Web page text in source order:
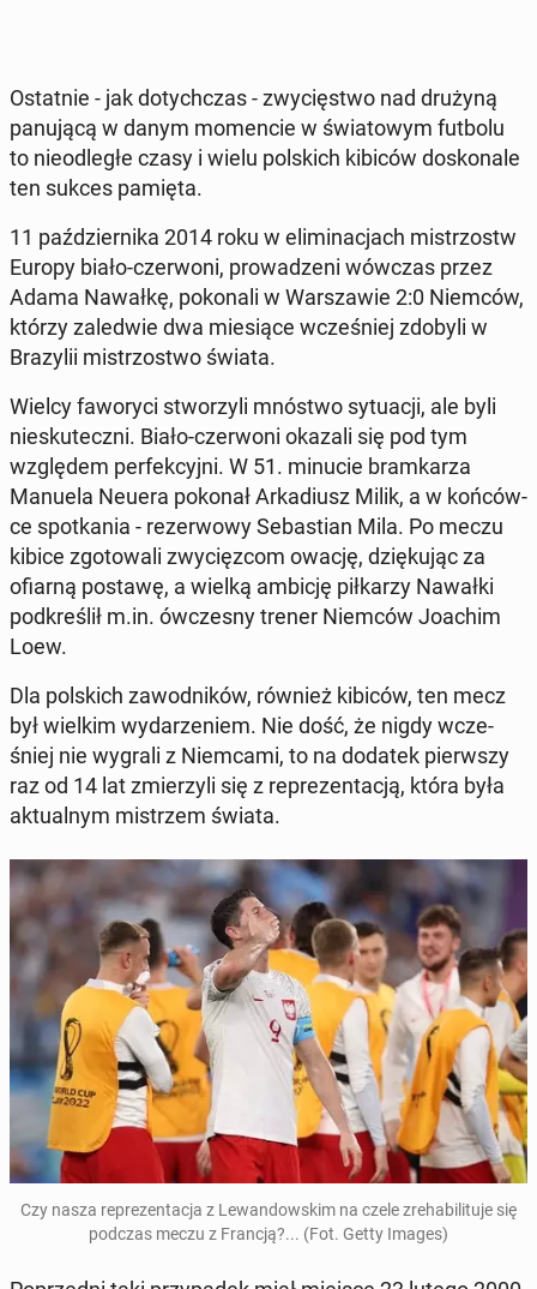
Ostat­nie - jak do­tych­czas - zwy­cię­stwo nad drużyną
pa­nu­ją­cą w danym mo­men­cie w świa­to­wym futbolu
to nie­od­le­głe czasy i wielu pol­skich kibiców do­sko­na­le
ten sukces pamięta.
11 paź­dzier­ni­ka 2014 roku w eli­mi­na­cjach mi­strzostw
Europy biało-czer­wo­ni, pro­wa­dze­ni wówczas przez
Adama Nawałkę, po­ko­na­li w War­sza­wie 2:0 Niemców,
którzy za­le­d­wie dwa mie­sią­ce wcze­śniej zdobyli w
Bra­zy­lii mi­strzo­stwo świata.
Wielcy fa­wo­ry­ci stwo­rzy­li mnóstwo sy­tu­acji, ale byli
nie­sku­tecz­ni. Biało-czer­wo­ni okazali się pod tym
wzglę­dem per­fek­cyj­ni. W 51. minucie bram­ka­rza
Manuela Neuera pokonał Ar­ka­diusz Milik, a w koń­ców­
ce spo­tka­nia - re­zer­wo­wy Se­ba­stian Mila. Po meczu
kibice zgo­to­wa­li zwy­cięz­com owację, dzię­ku­jąc za
ofiarną postawę, a wielką ambicję pił­ka­rzy Nawałki
pod­kre­ślił m.in. ów­cze­sny trener Niemców Joachim
Loew.
Dla pol­skich za­wod­ni­ków, również kibiców, ten mecz
był wielkim wy­da­rze­niem. Nie dość, że nigdy wcze­
śniej nie wygrali z Niem­ca­mi, to na dodatek pierw­szy
raz od 14 lat zmie­rzy­li się z re­pre­zen­ta­cją, która była
ak­tu­al­nym mi­strzem świata.
Czy nasza re­pre­zen­ta­cja z Le­wan­dow­skim na czele zre­ha­bi­li­tu­je się
podczas meczu z Francją?... (Fot. Getty Images)